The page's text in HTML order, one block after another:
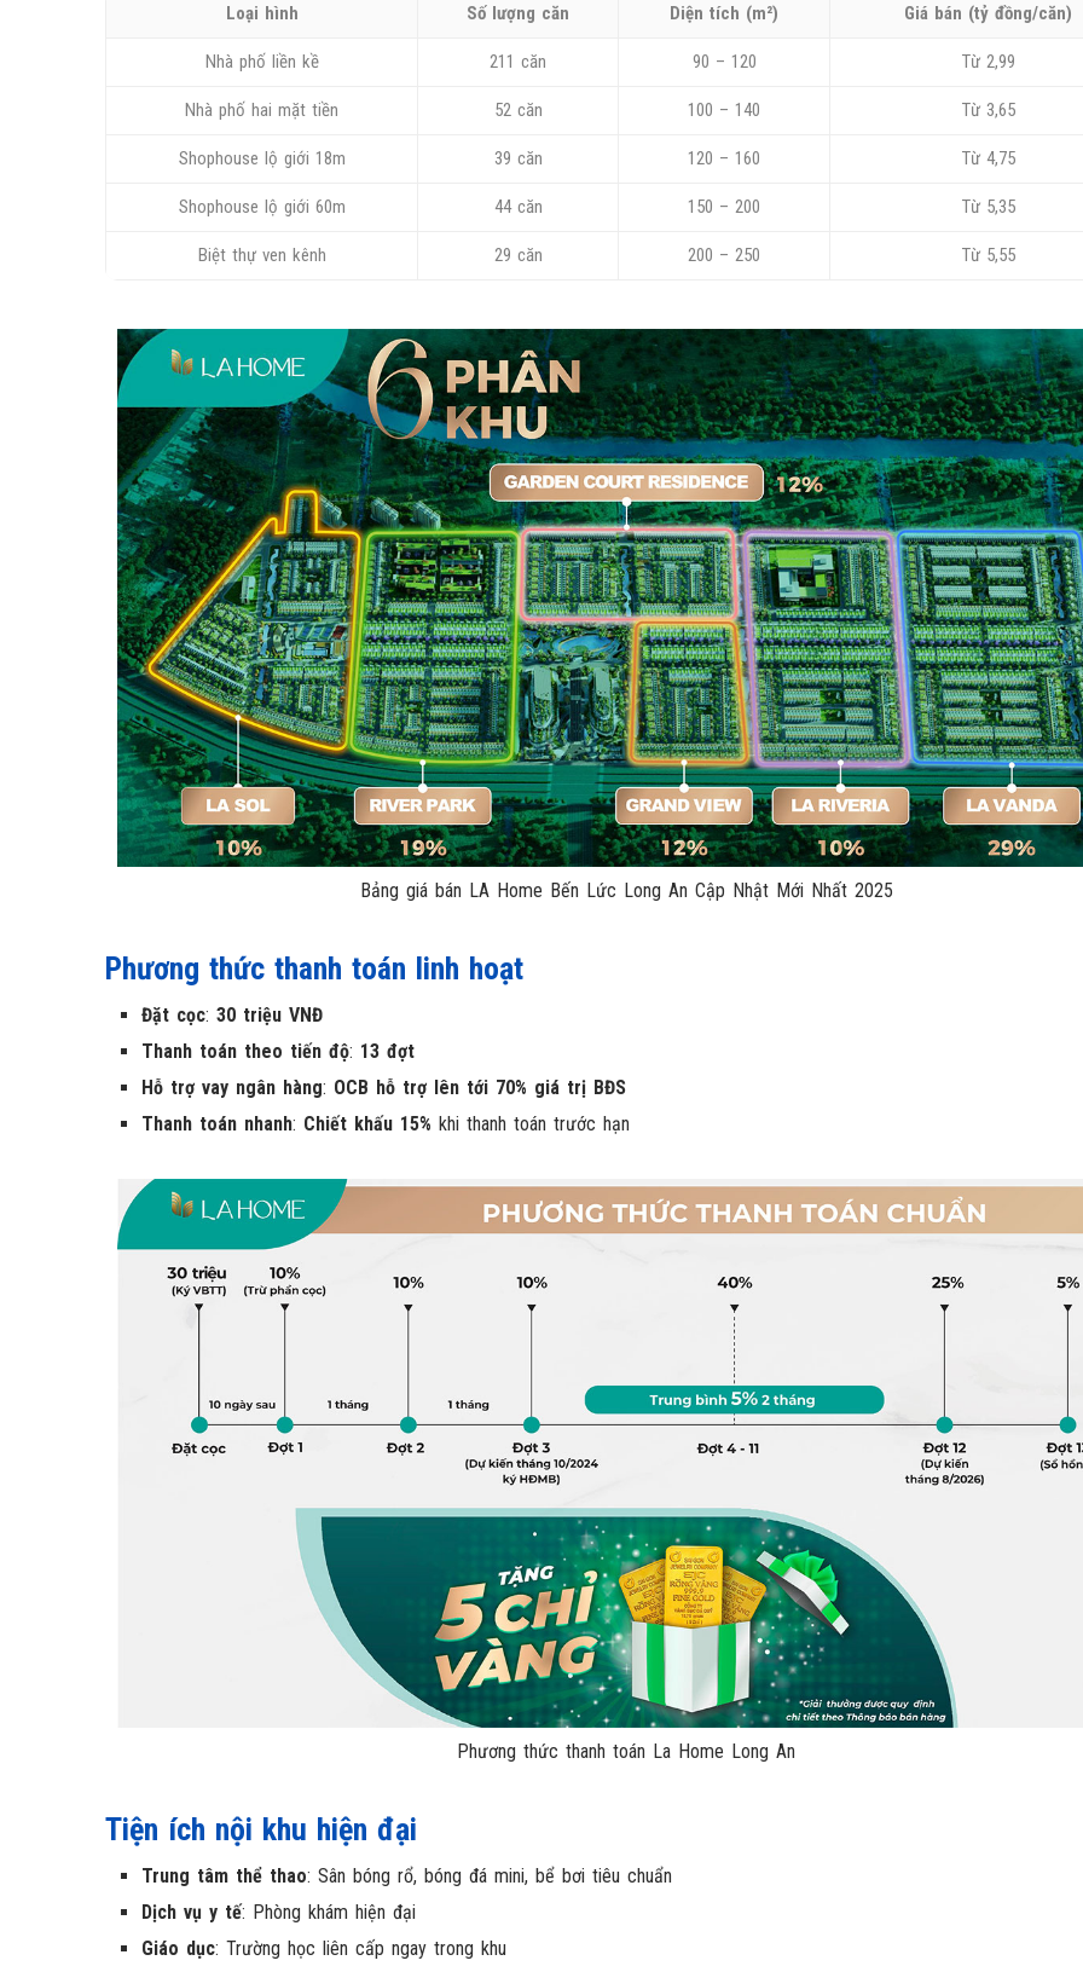
Loại hình Số lượng căn Diện tích (m²) Giá bán (tỷ đồng/căn)
Nhà phố liền kề 211 căn 90 – 120 Từ 2,99
Nhà phố hai mặt tiền 52 căn 100 – 140 Từ 3,65
Shophouse lộ giới 18m 39 căn 120 – 160 Từ 4,75
Shophouse lộ giới 60m 44 căn 150 – 200 Từ 5,35
Biệt thự ven kênh 29 căn 200 – 250 Từ 5,55
Bảng giá bán LA Home Bến Lức Long An Cập Nhật Mới Nhất 2025
Phương thức thanh toán linh hoạt
Đặt cọc: 30 triệu VNĐ
Thanh toán theo tiến độ: 13 đợt
Hỗ trợ vay ngân hàng: OCB hỗ trợ lên tới 70% giá trị BĐS
Thanh toán nhanh: Chiết khấu 15% khi thanh toán trước hạn
Phương thức thanh toán La Home Long An
Tiện ích nội khu hiện đại
Trung tâm thể thao: Sân bóng rổ, bóng đá mini, bể bơi tiêu chuẩn
Dịch vụ y tế: Phòng khám hiện đại
Giáo dục: Trường học liên cấp ngay trong khu